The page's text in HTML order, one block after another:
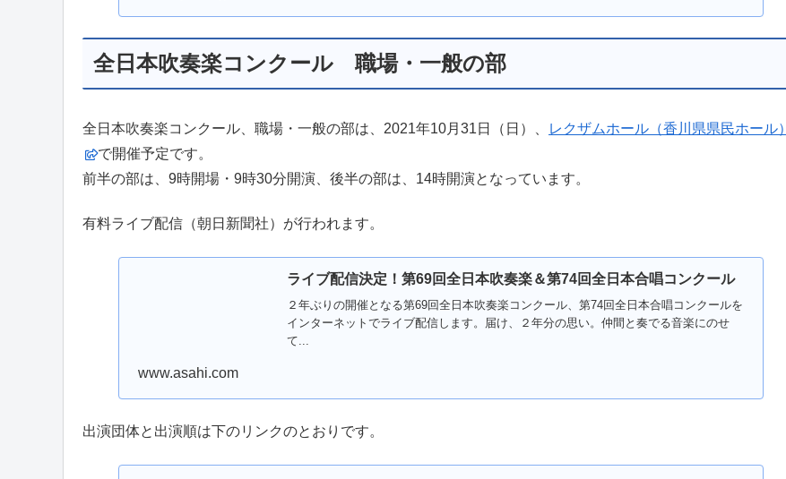
全日本吹奏楽コンクール 職場・一般の部
全日本吹奏楽コンクール、職場・一般の部は、2021年10月31日（日）、
レクザムホール（香川県県民ホール）
で開催予定です。
前半の部は、9時開場・9時30分開演、後半の部は、14時開演となっています。
有料ライブ配信（朝日新聞社）が行われます。
ライブ配信決定！第69回全日本吹奏楽＆第74回全日本合唱コンクール
２年ぶりの開催となる第69回全日本吹奏楽コンクール、第74回全日本合唱コンクールを
インターネットでライブ配信します。届け、２年分の思い。仲間と奏でる音楽にのせ
て...
www.asahi.com
出演団体と出演順は下のリンクのとおりです。